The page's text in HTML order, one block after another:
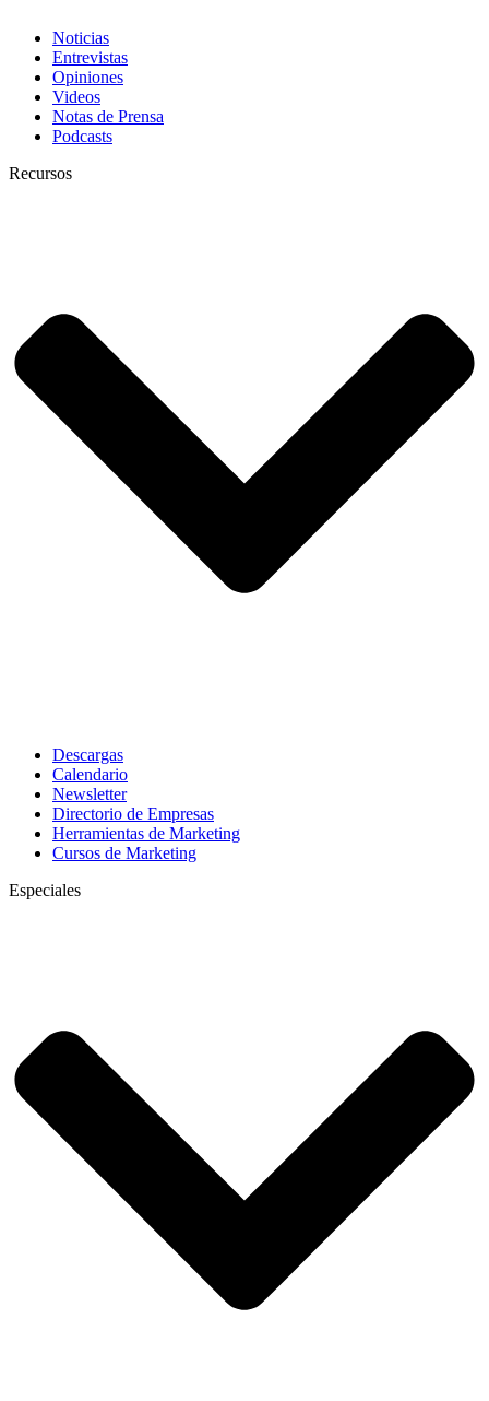
Noticias
Entrevistas
Opiniones
Videos
Notas de Prensa
Podcasts
Recursos
Descargas
Calendario
Newsletter
Directorio de Empresas
Herramientas de Marketing
Cursos de Marketing
Especiales